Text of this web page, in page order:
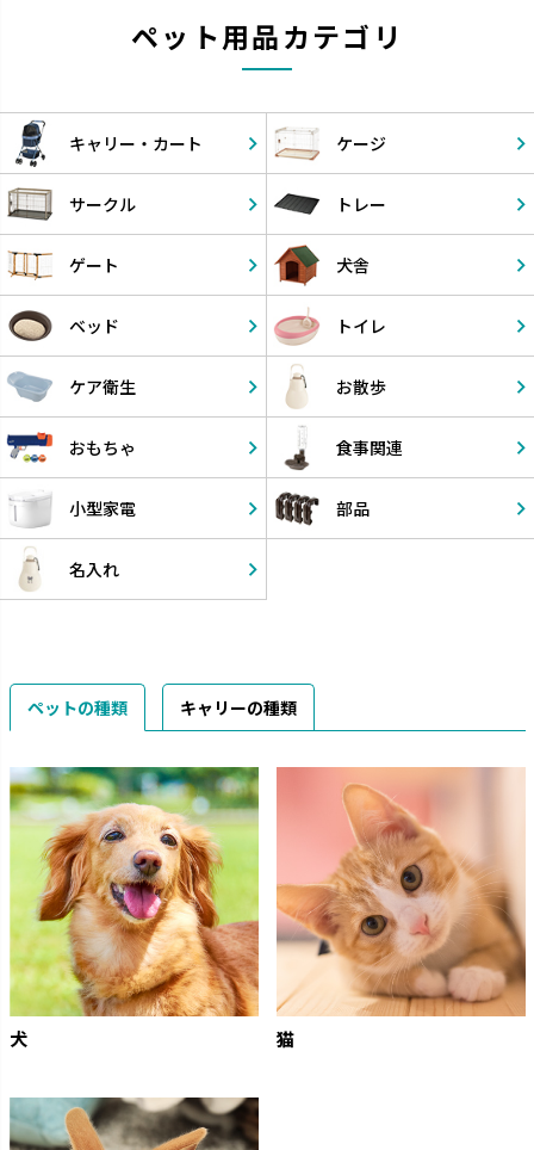
ペット用品カテゴリ
キャリー・ カート ケージ
サークル トレー
ゲート 犬舎
ベッド トイレ
ケア衛生 お散歩
おもちゃ 食事関連
小型家電 部品
名入れ
ペットの種類 キャリーの種類
犬 猫